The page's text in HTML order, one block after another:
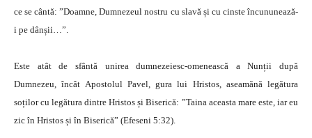
ce se cântă: ”Doamne, Dumnezeul nostru cu slavă și cu cinste încununează-
i pe dânșii…”.
Este atât de sfântă unirea dumnezeiesc-omenească a Nunții după
Dumnezeu, încât Apostolul Pavel, gura lui Hristos, aseamănă legătura
soților cu legătura dintre Hristos și Biserică: ”Taina aceasta mare este, iar eu
zic în Hristos și în Biserică” (Efeseni 5:32).